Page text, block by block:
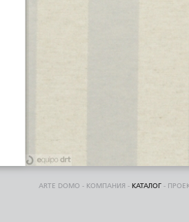
ARTE DOMO - КОМПАНИЯ - КАТАЛОГ -